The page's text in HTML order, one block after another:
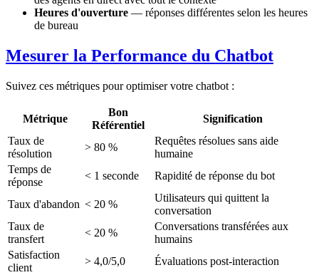
Heures d'ouverture — réponses différentes selon les heures
de bureau
Mesurer la Performance du Chatbot
Suivez ces métriques pour optimiser votre chatbot :
Métrique
Bon
Référentiel
Signification
Taux de
résolution
> 80 %
Requêtes résolues sans aide
humaine
Temps de
réponse
< 1 seconde Rapidité de réponse du bot
Taux d'abandon < 20 %
Utilisateurs qui quittent la
conversation
Taux de
transfert
< 20 %
Conversations transférées aux
humains
Satisfaction
client
> 4,0/5,0 Évaluations post-interaction